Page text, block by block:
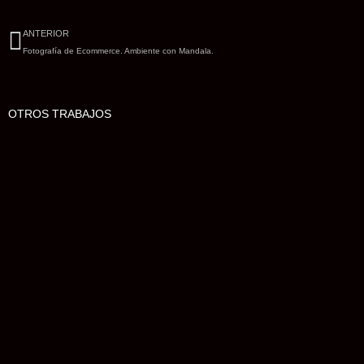
Ant
ANTERIOR
Fotografía de Ecommerce. Ambiente con Mandala.
OTROS TRABAJOS